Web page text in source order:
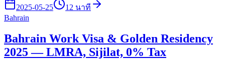
2025-05-25
12 นาที
Bahrain
Bahrain Work Visa & Golden Residency
2025 — LMRA, Sijilat, 0% Tax